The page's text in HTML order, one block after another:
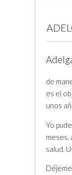
de
es el
unos
Yo
meses,
salud.